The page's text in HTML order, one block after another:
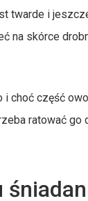
twarde i
na skórce
i choć część
ratować go